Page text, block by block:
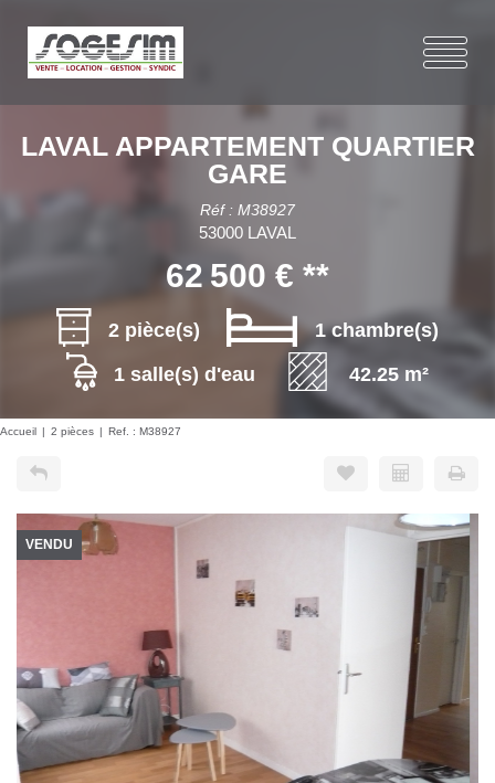
LAVAL APPARTEMENT QUARTIER
GARE
Réf : M38927
53000 LAVAL
62 500 € **
2 pièce(s)
1 chambre(s)
1 salle(s) d'eau
42.25 m²
Accueil 2 pièces Ref. : M38927
VENDU